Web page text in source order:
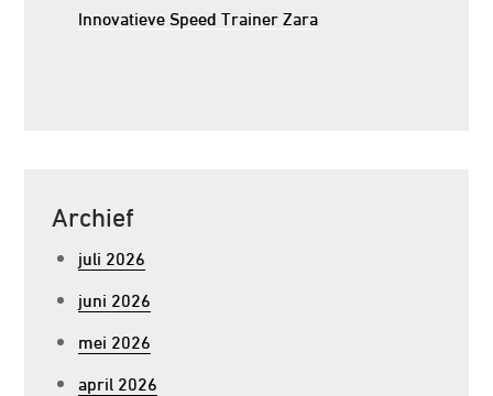
Innovatieve Speed Trainer Zara
Archief
juli 2026
juni 2026
mei 2026
april 2026